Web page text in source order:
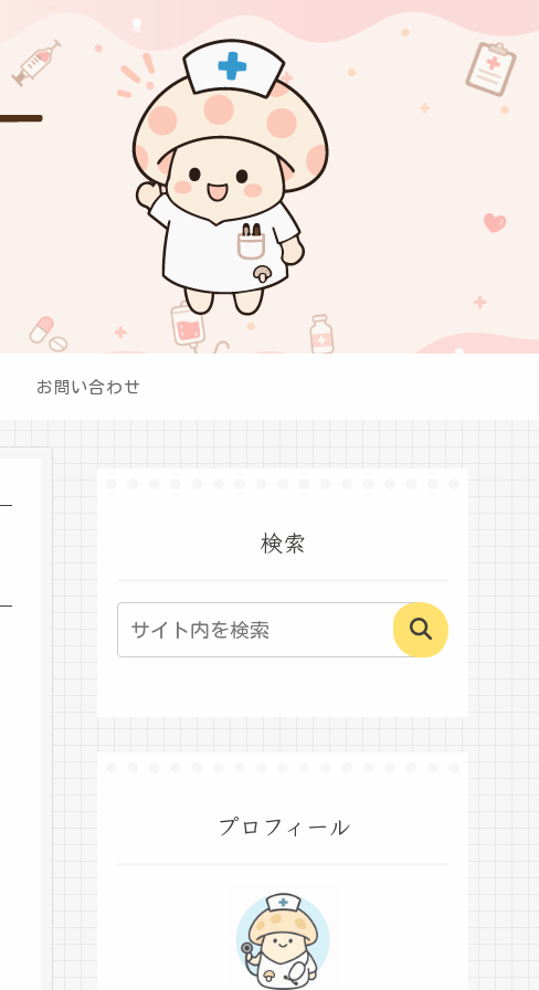
お問い合わせ
検索
プロフィール